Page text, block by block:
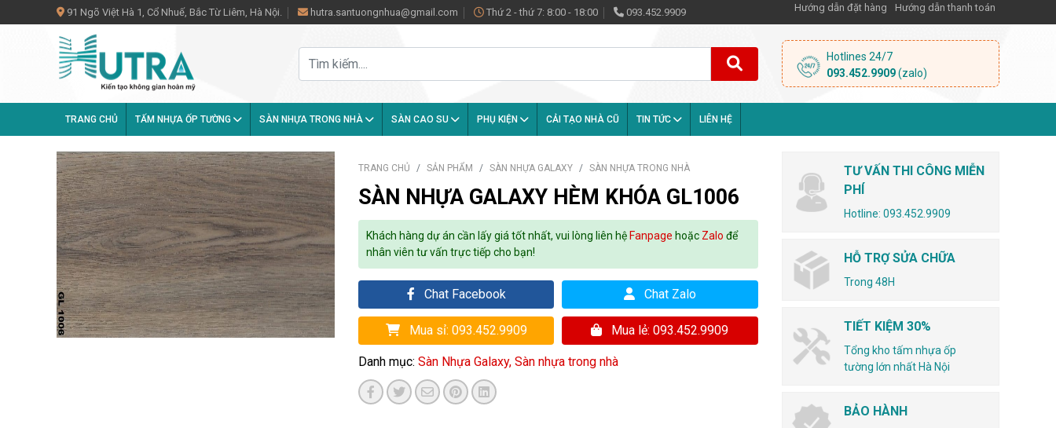
91 Ngõ Việt Hà 1, Cổ Nhuế, Bắc Từ Liêm, Hà Nội. hutra.santuongnhua@gmail.com Thứ 2 - thứ 7: 8:00 - 18:00 093.452.9909 Hướng dẫn đặt hàng Hướng dẫn thanh toán
Hotlines 24/7
093.452.9909(zalo)
TRANG CHỦ TẤM NHỰA ỐP TƯỜNG SÀN NHỰA TRONG NHÀ SÀN CAO SU PHỤ KIỆN CẢI TẠO NHÀ CŨ TIN TỨC LIÊN HỆ
TRANG CHỦ SẢN PHẨM SÀN NHỰA GALAXY SÀN NHỰA TRONG NHÀ
SÀN NHỰA GALAXY HÈM KHÓA GL1006
Khách hàng dự án cần lấy giá tốt nhất, vui lòng liên hệ Fanpage hoặc Zalo để
nhân viên tư vấn trực tiếp cho bạn!
Chat Facebook Chat Zalo
Mua sỉ: 093.452.9909 Mua lẻ: 093.452.9909
Danh mục:Sàn Nhựa Galaxy,Sàn nhựa trong nhà
TƯ VẤN THI CÔNG MIỄN
PHÍ
Hotline: 093.452.9909
HỖ TRỢ SỬA CHỮA
Trong 48H
TIẾT KIỆM 30%
Tổng kho tấm nhựa ốp
tường lớn nhất Hà Nội
BẢO HÀNH